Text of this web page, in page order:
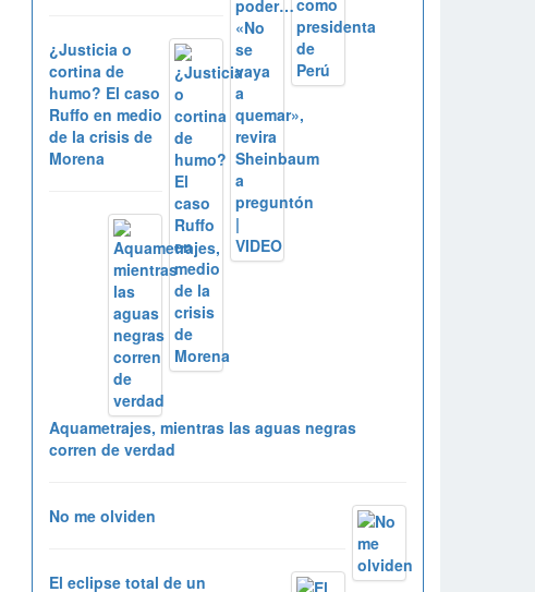
¿Justicia o
cortina de
humo? El caso
Ruffo en medio
de la crisis de
Morena
Aquametrajes, mientras las aguas negras
corren de verdad
No me olviden
El eclipse total de un